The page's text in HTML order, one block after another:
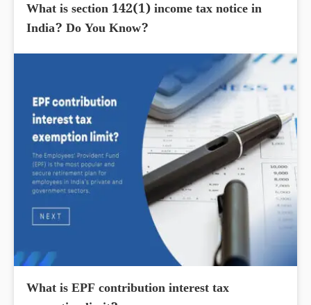
What is section 142(1) income tax notice in
India? Do You Know?
What is EPF contribution interest tax